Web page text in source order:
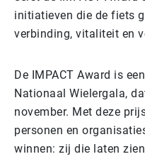
initiatieven die de fiets
verbinding, vitaliteit en
De IMPACT Award is
Nationaal Wielergala,
november. Met deze
personen en
winnen: zij die laten